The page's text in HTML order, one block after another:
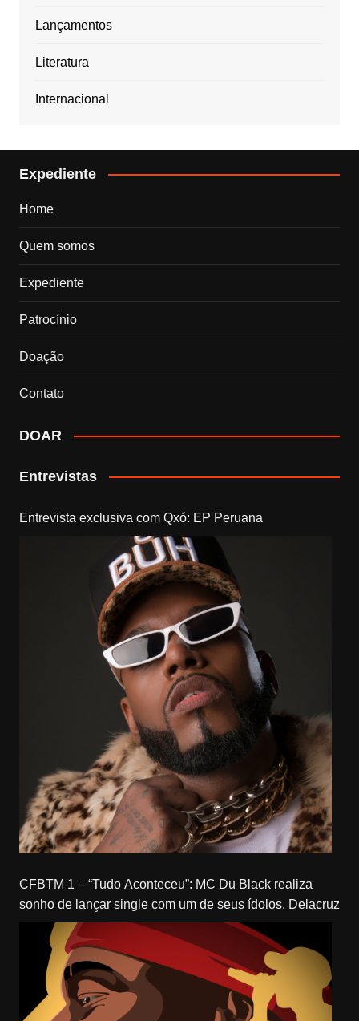
Lançamentos
Literatura
Internacional
Expediente
Home
Quem somos
Expediente
Patrocínio
Doação
Contato
DOAR
Entrevistas
Entrevista exclusiva com Qxó: EP Peruana
CFBTM 1 – “Tudo Aconteceu”: MC Du Black realiza
sonho de lançar single com um de seus ídolos, Delacruz